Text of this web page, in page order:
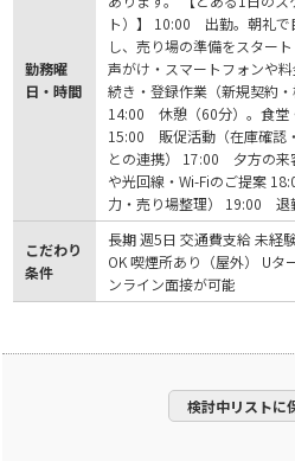
勤務曜
日・時間
ト）】 10:00 出勤。朝礼で
し、売り場の準備をスター
声がけ・スマートフォンや
続き・登録作業（新規契約
14:00 休憩（60分）。食堂
15:00 販促活動（在庫確認
との連携） 17:00 夕方の来
や光回線・Wi-Fiのご提案
力・売り場整理） 19:00 退
こだわり
条件
長期 週5日 交通費支給 未経
OK 喫煙所あり（屋外） Uタ
ンライン面接が可能
検討中リストに